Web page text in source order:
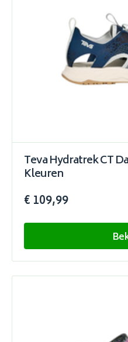
Teva Hydratrek CT
Kleuren
€ 109,99